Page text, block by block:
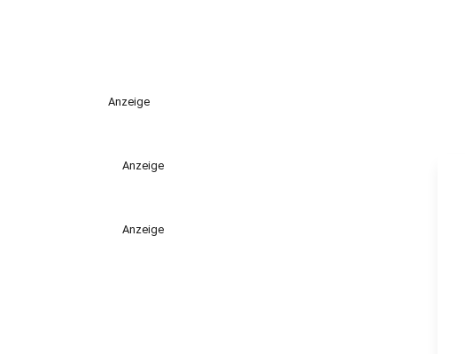
Anzeige
Anzeige
Anzeige